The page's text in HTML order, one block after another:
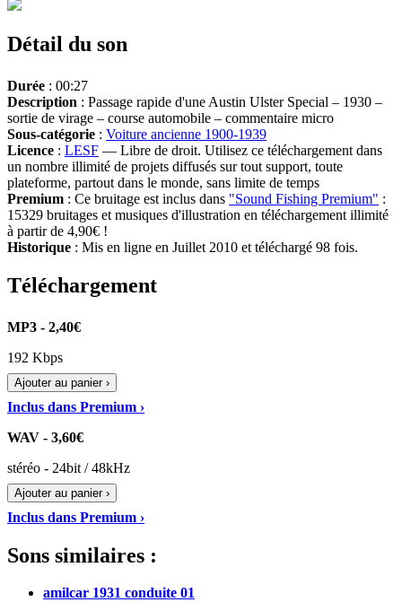
Détail du son
Durée : 00:27
Description : Passage rapide d'une Austin Ulster Special – 1930 –
sortie de virage – course automobile – commentaire micro
Sous-catégorie : Voiture ancienne 1900-1939
Licence : LESF — Libre de droit. Utilisez ce téléchargement dans
un nombre illimité de projets diffusés sur tout support, toute
plateforme, partout dans le monde, sans limite de temps
Premium : Ce bruitage est inclus dans "Sound Fishing Premium" :
15329 bruitages et musiques d'illustration en téléchargement illimité
à partir de 4,90€ !
Historique : Mis en ligne en Juillet 2010 et téléchargé 98 fois.
Téléchargement
MP3 - 2,40€
192 Kbps
Ajouter au panier ›
Inclus dans Premium ›
WAV - 3,60€
stéréo - 24bit / 48kHz
Ajouter au panier ›
Inclus dans Premium ›
Sons similaires :
amilcar 1931 conduite 01